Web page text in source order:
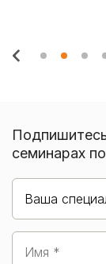
семинарах
Ваша